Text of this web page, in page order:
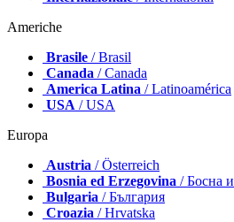
Americhe
Brasile / Brasil
Canada / Canada
America Latina / Latinoamérica
USA / USA
Europa
Austria / Österreich
Bosnia ed Erzegovina / Босна
Bulgaria / България
Croazia / Hrvatska